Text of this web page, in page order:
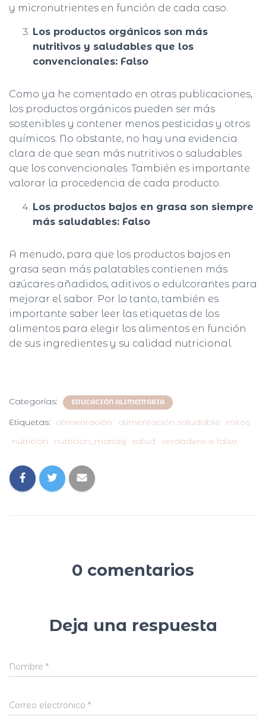
y micronutrientes en función de cada caso.
Los productos orgánicos son más
nutritivos y saludables que los
convencionales: Falso
Como ya he comentado en otras publicaciones,
los productos orgánicos pueden ser más
sostenibles y contener menos pesticidas y otros
químicos. No obstante, no hay una evidencia
clara de que sean más nutritivos o saludables
que los convencionales. También es importante
valorar la procedencia de cada producto.
Los productos bajos en grasa son siempre
más saludables: Falso
A menudo, para que los productos bajos en
grasa sean más palatables contienen más
azúcares añadidos, aditivos o edulcorantes para
mejorar el sabor. Por lo tanto, también es
importante saber leer las etiquetas de los
alimentos para elegir los alimentos en función
de sus ingredientes y su calidad nutricional.
Categorías: EDUCACIÓN ALIMENTARIA
Etiquetas: alimentación alimentación saludable
mitos
nutrición
nutricion_mariasj salud verdadero o falso
0 comentarios
Deja una respuesta
Nombre *
Correo electrónico *